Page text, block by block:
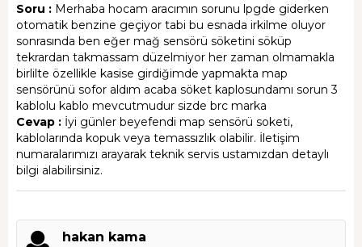
Soru : Merhaba hocam aracımın sorunu lpgde giderken
otomatik benzine geçiyor tabi bu esnada irkilme oluyor
sonrasında ben eğer mağ sensörü söketini söküp
tekrardan takmassam düzelmiyor her zaman olmamakla
birlilte özellikle kasise girdiğimde yapmakta map
sensörünü sofor aldım acaba söket kaplosundamı sorun 3
kablolu kablo mevcutmudur sizde brc marka
Cevap : İyi günler beyefendi map sensörü soketi,
kablolarında kopuk veya temassızlık olabilir. İletişim
numaralarımızı arayarak teknik servis ustamızdan detaylı
bilgi alabilirsiniz.
hakan kama